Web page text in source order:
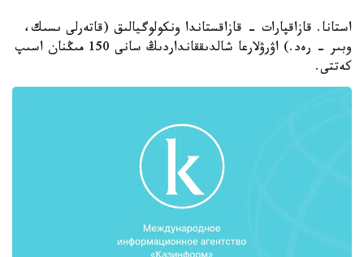
استانا. قازاقپارات - قازاقستاندا ونكولوگيالىق (قاتەرلى ىسىك،
وبىر - رەد.) اۋرۋلارعا شالدىققانداردىڭ سانى 150 مىڭنان اسىپ
كەتتى.